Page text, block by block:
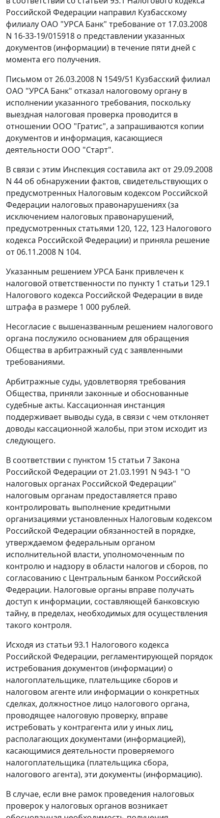
Российской Федерации направил Кузбасскому
филиалу ОАО "УРСА Банк" требование от 17.03.2008
N 16-33-19/015918 о представлении указанных
документов (информации) в течение пяти дней с
момента его получения.
Письмом от 26.03.2008 N 1549/51 Кузбасский филиал
ОАО "УРСА Банк" отказал налоговому органу в
исполнении указанного требования, поскольку
выездная налоговая проверка проводится в
отношении ООО "Гратис", а запрашиваются копии
документов и информация, касающиеся
деятельности ООО "Старт".
В связи с этим Инспекция составила акт от 29.09.2008
N 44 об обнаружении фактов, свидетельствующих о
предусмотренных Налоговым кодексом Российской
Федерации налоговых правонарушениях (за
исключением налоговых правонарушений,
предусмотренных статьями 120, 122, 123 Налогового
кодекса Российской Федерации) и приняла решение
от 06.11.2008 N 104.
Указанным решением УРСА Банк привлечен к
налоговой ответственности по пункту 1 статьи 129.1
Налогового кодекса Российской Федерации в виде
штрафа в размере 1 000 рублей.
Несогласие с вышеназванным решением налогового
органа послужило основанием для обращения
Общества в арбитражный суд с заявленными
требованиями.
Арбитражные суды, удовлетворяя требования
Общества, приняли законные и обоснованные
судебные акты. Кассационная инстанция
поддерживает выводы суда, в связи с чем отклоняет
доводы кассационной жалобы, при этом исходит из
следующего.
В соответствии с пунктом 15 статьи 7Закона
Российской Федерации от 21.03.1991 N 943-1 "О
налоговых органах Российской Федерации"
налоговым органам предоставляется право
контролировать выполнение кредитными
организациями установленных Налоговым кодексом
Российской Федерации обязанностей в порядке,
утверждаемом федеральным органом
исполнительной власти, уполномоченным по
контролю и надзору в области налогов и сборов, по
согласованию с Центральным банком Российской
Федерации. Налоговые органы вправе получать
доступ к информации, составляющей банковскую
тайну, в пределах, необходимых для осуществления
такого контроля.
Исходя из статьи 93.1 Налогового кодекса
Российской Федерации, регламентирующей порядок
истребования документов (информации) о
налогоплательщике, плательщике сборов и
налоговом агенте или информации о конкретных
сделках, должностное лицо налогового органа,
проводящее налоговую проверку, вправе
истребовать у контрагента или у иных лиц,
располагающих документами (информацией),
касающимися деятельности проверяемого
налогоплательщика (плательщика сбора,
налогового агента), эти документы (информацию).
В случае, если вне рамок проведения налоговых
проверок у налоговых органов возникает